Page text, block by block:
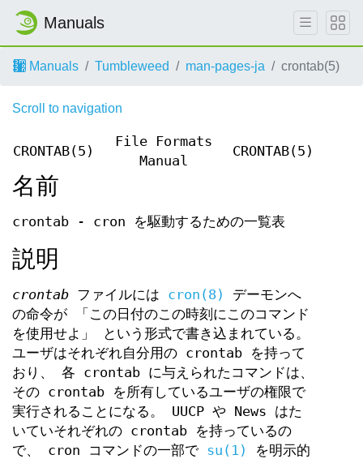
Manuals
Manuals Tumbleweed man-pages-ja crontab(5)
Scroll to navigation
CRONTAB(5)
File Formats
Manual
CRONTAB(5)
名前
crontab - cron を駆動するための一覧表
説明
crontab ファイルには cron(8)
デーモンへ
の命令が 「この日付のこの時刻にこのコマンド
を使用せよ」 という形式で書き込まれている。
ユーザはそれぞれ自分用の crontab を持って
おり、 各 crontab に与えられたコマンドは、
その crontab を所有しているユーザの権限で
実行されることになる。 UUCP や News はた
いていそれぞれの crontab を持っているの
で、 cron コマンドの一部で su(1)
を明示的